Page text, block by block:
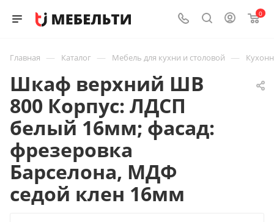
0
Главная — Каталог — Мебель для кухни и столовой —
Шкаф верхний ШВ
800 Корпус: ЛДСП
белый 16мм; фасад:
фрезеровка
Барселона, МДФ
седой клен 16мм